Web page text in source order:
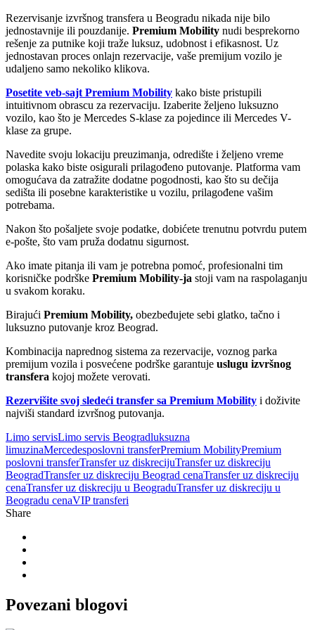
Rezervisanje izvršnog transfera u Beogradu nikada nije bilo
jednostavnije ili pouzdanije. Premium Mobility nudi besprekorno
rešenje za putnike koji traže luksuz, udobnost i efikasnost. Uz
jednostavan proces onlajn rezervacije, vaše premijum vozilo je
udaljeno samo nekoliko klikova.
Posetite veb-sajt Premium Mobility kako biste pristupili
intuitivnom obrascu za rezervaciju. Izaberite željeno luksuzno
vozilo, kao što je Mercedes S-klase za pojedince ili Mercedes V-
klase za grupe.
Navedite svoju lokaciju preuzimanja, odredište i željeno vreme
polaska kako biste osigurali prilagođeno putovanje. Platforma vam
omogućava da zatražite dodatne pogodnosti, kao što su dečija
sedišta ili posebne karakteristike u vozilu, prilagođene vašim
potrebama.
Nakon što pošaljete svoje podatke, dobićete trenutnu potvrdu putem
e-pošte, što vam pruža dodatnu sigurnost.
Ako imate pitanja ili vam je potrebna pomoć, profesionalni tim
korisničke podrške Premium Mobility-ja stoji vam na raspolaganju
u svakom koraku.
Birajući Premium Mobility, obezbeđujete sebi glatko, tačno i
luksuzno putovanje kroz Beograd.
Kombinacija naprednog sistema za rezervacije, voznog parka
premijum vozila i posvećene podrške garantuje uslugu izvršnog
transfera kojoj možete verovati.
Rezervišite svoj sledeći transfer sa Premium Mobility i doživite
najviši standard izvršnog putovanja.
Limo servisLimo servis Beogradluksuzna
limuzinaMercedesposlovni transferPremium MobilityPremium
poslovni transferTransfer uz diskrecijuTransfer uz diskreciju
BeogradTransfer uz diskreciju Beograd cenaTransfer uz diskreciju
cenaTransfer uz diskreciju u BeograduTransfer uz diskreciju u
Beogradu cenaVIP transferi
Share
Povezani blogovi